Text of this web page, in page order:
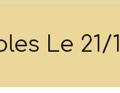
Le 21/